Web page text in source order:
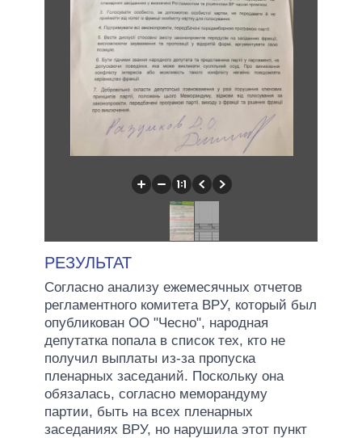
РЕЗУЛЬТАТ
Согласно анализу ежемесячных отчетов
регламентного комитета ВРУ, который был
опубликован ОО "Чесно", народная
депутатка попала в список тех, кто не
получил выплаты из-за пропуска
пленарных заседаний. Поскольку она
обязалась, согласно меморандуму
партии, быть на всех пленарных
заседаниях ВРУ, но нарушила этот пункт